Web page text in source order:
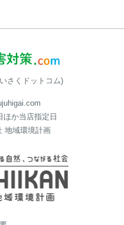
さくドットコム)
ほか当店指定日
地域環境計画